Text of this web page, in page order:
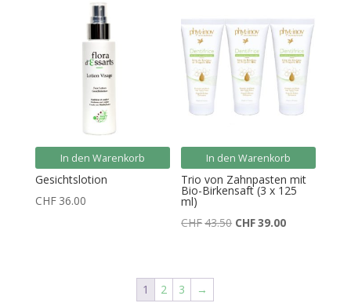
In den Warenkorb
Gesichtslotion
CHF 36.00
In den Warenkorb
Trio von Zahnpasten mit
Bio-Birkensaft (3 x 125
ml)
CHF43.50 Ursprünglicher
CHF39.00Aktueller
1 2 3 →